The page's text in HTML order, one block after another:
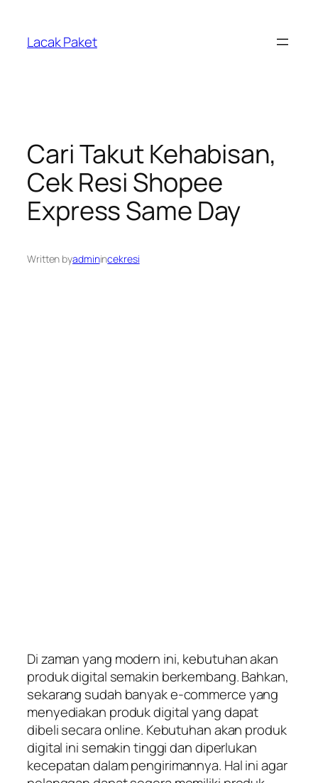
konten
Lacak Paket
Cari Takut Kehabisan,
Cek Resi Shopee
Express Same Day
Written byadminincekresi
Di zaman yang modern ini, kebutuhan akan
produk digital semakin berkembang. Bahkan,
sekarang sudah banyak e-commerce yang
menyediakan produk digital yang dapat
dibeli secara online. Kebutuhan akan produk
digital ini semakin tinggi dan diperlukan
kecepatan dalam pengirimannya. Hal ini agar